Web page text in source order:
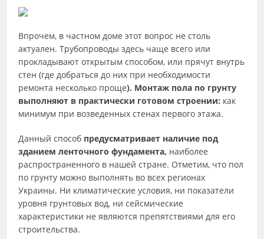
Впрочем, в частном доме этот вопрос не столь
актуален. Трубопроводы здесь чаще всего или
прокладывают открытым способом, или прячут внутрь
стен (где добраться до них при необходимости
ремонта несколько проще). Монтаж пола по грунту
выполняют в практически готовом строении: как
минимум при возведенных стенах первого этажа.
Данный способ предусматривает наличие под
зданием ленточного фундамента, наиболее
распространенного в нашей стране. Отметим, что пол
по грунту можно выполнять во всех регионах
Украины. Ни климатические условия, ни показатели
уровня грунтовых вод, ни сейсмические
характеристики не являются препятствиями для его
строительства.